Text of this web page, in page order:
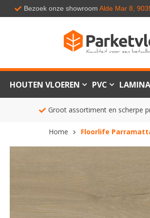
Bezoek onze showroom Alde Mar 8,
HOUTEN VLOEREN PVC
Groot assortiment en scherpe
Home Floorlife